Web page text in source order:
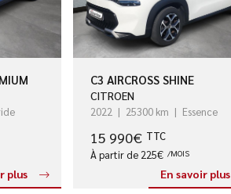
plus
C3 AIRCROSS SHINE
CITROEN
2022 25300 km Essence
15 990€ TTC
À partir de 225€ /MOIS
En savoir plus